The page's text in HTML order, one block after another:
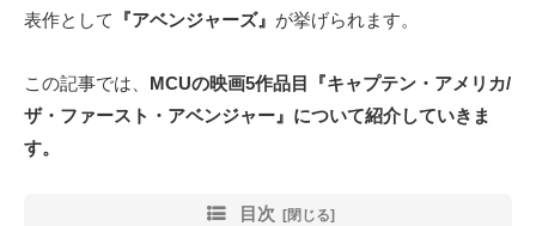
表作として
『アベンジャーズ』 が挙げられます。
この記事では、 MCUの映画5作品目『キャプテン・アメリカ/
ザ・ファースト・アベンジャー』について紹介していきま
す。
目次